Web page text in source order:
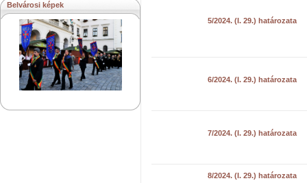
Belvárosi képek
5/2024. (I. 29.) határozata
6/2024. (I. 29.) határozata
7/2024. (I. 29.) határozata
8/2024. (I. 29.) határozata